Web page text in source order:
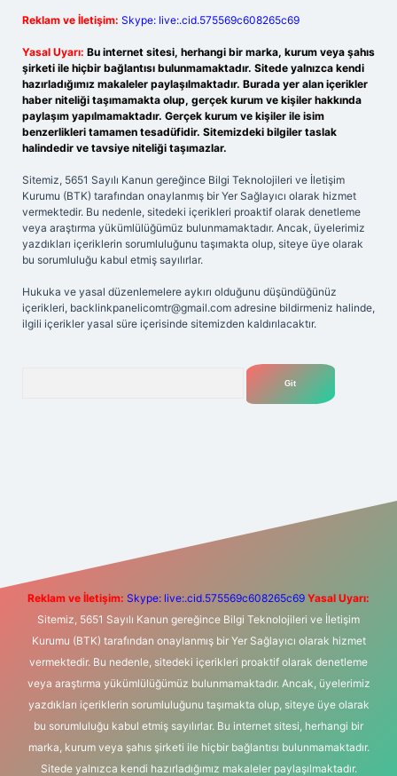
Reklam ve İletişim: Skype: live:.cid.575569c608265c69
Yasal Uyarı: Bu internet sitesi, herhangi bir marka, kurum veya şahıs
şirketi ile hiçbir bağlantısı bulunmamaktadır. Sitede yalnızca kendi
hazırladığımız makaleler paylaşılmaktadır. Burada yer alan içerikler
haber niteliği taşımamakta olup, gerçek kurum ve kişiler hakkında
paylaşım yapılmamaktadır. Gerçek kurum ve kişiler ile isim
benzerlikleri tamamen tesadüfidir. Sitemizdeki bilgiler taslak
halindedir ve tavsiye niteliği taşımazlar.
Sitemiz, 5651 Sayılı Kanun gereğince Bilgi Teknolojileri ve İletişim
Kurumu (BTK) tarafından onaylanmış bir Yer Sağlayıcı olarak hizmet
vermektedir. Bu nedenle, sitedeki içerikleri proaktif olarak denetleme
veya araştırma yükümlülüğümüz bulunmamaktadır. Ancak, üyelerimiz
yazdıkları içeriklerin sorumluluğunu taşımakta olup, siteye üye olarak
bu sorumluluğu kabul etmiş sayılırlar.
Hukuka ve yasal düzenlemelere aykırı olduğunu düşündüğünüz
içerikleri, backlinkpanelicomtr@gmail.com adresine bildirmeniz halinde,
ilgili içerikler yasal süre içerisinde sitemizden kaldırılacaktır.
Reklam ve İletişim: Skype: live:.cid.575569c608265c69 Yasal Uyarı:
Sitemiz, 5651 Sayılı Kanun gereğince Bilgi Teknolojileri ve İletişim
Kurumu (BTK) tarafından onaylanmış bir Yer Sağlayıcı olarak hizmet
vermektedir. Bu nedenle, sitedeki içerikleri proaktif olarak denetleme
veya araştırma yükümlülüğümüz bulunmamaktadır. Ancak, üyelerimiz
yazdıkları içeriklerin sorumluluğunu taşımakta olup, siteye üye olarak
bu sorumluluğu kabul etmiş sayılırlar. Bu internet sitesi, herhangi bir
marka, kurum veya şahıs şirketi ile hiçbir bağlantısı bulunmamaktadır.
Sitede yalnızca kendi hazırladığımız makaleler paylaşılmaktadır.